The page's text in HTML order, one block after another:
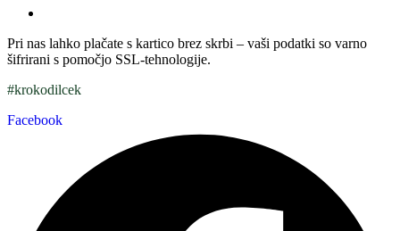
Pri nas lahko plačate s kartico brez skrbi – vaši podatki so varno
šifrirani s pomočjo SSL-tehnologije.
#krokodilcek
Facebook